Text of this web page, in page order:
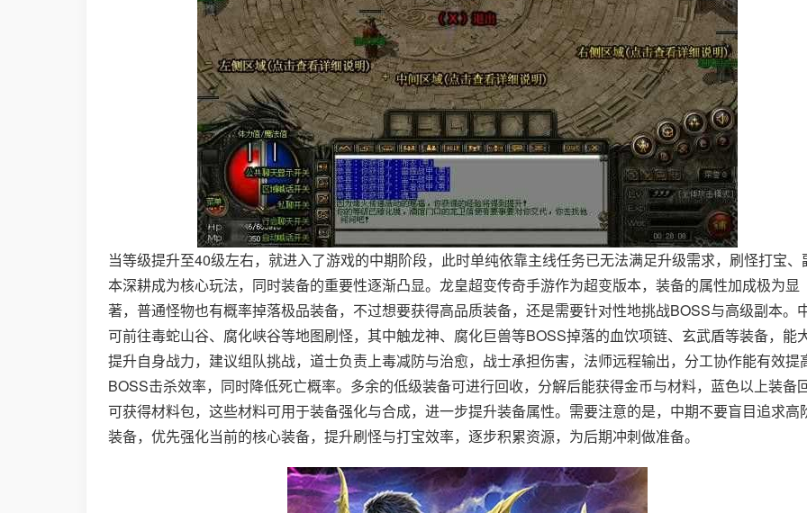
当等级提升至40级左右，就进入了游戏的中期阶段，此时单纯依靠主线任务已无法满足升级需求，刷怪打宝、
本深耕成为核心玩法，同时装备的重要性逐渐凸显。龙皇超变传奇手游作为超变版本，装备的属性加成极为显
著，普通怪物也有概率掉落极品装备，不过想要获得高品质装备，还是需要针对性地挑战BOSS与高级副本。
可前往毒蛇山谷、腐化峡谷等地图刷怪，其中触龙神、腐化巨兽等BOSS掉落的血饮项链、玄武盾等装备，能
提升自身战力，建议组队挑战，道士负责上毒减防与治愈，战士承担伤害，法师远程输出，分工协作能有效提
BOSS击杀效率，同时降低死亡概率。多余的低级装备可进行回收，分解后能获得金币与材料，蓝色以上装备
可获得材料包，这些材料可用于装备强化与合成，进一步提升装备属性。需要注意的是，中期不要盲目追求高
装备，优先强化当前的核心装备，提升刷怪与打宝效率，逐步积累资源，为后期冲刺做准备。